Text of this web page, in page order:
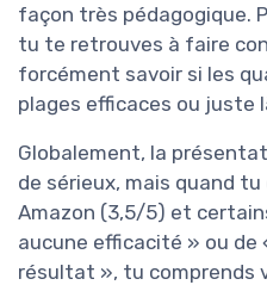
façon très pédagogique.
tu te retrouves à faire
forcément savoir si les
plages efficaces ou juste
Globalement, la
de sérieux, mais quand
Amazon (3,5/5) et
aucune efficacité » ou de
résultat », tu comprends